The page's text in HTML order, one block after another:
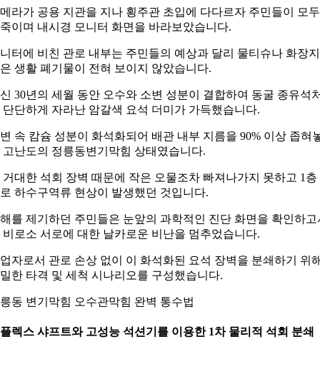
라가 공용 지관을 지나 횡주관 초입에 다다르자 주민들이 모두
이며 내시경 모니터 화면을 바라보았습니다.
터에 비친 관로 내부는 주민들의 예상과 달리 물티슈나 화장지
생활 폐기물이 전혀 보이지 않았습니다.
30년의 세월 동안 오수와 소변 성분이 결합하여 동굴 종유석
단단하게 자라난 암갈색 요석 더미가 가득했습니다.
속 캄슘 성분이 화석화되어 배관 내부 지름을 90% 이상 좁혀
고난도의 정릉동변기막힘 상태였습니다.
거대한 석회 장벽 때문에 작은 오물조차 빠져나가지 못하고 1층
하수구역류 현상이 발생했던 것입니다.
를 제기하던 주민들은 눈앞의 과학적인 진단 화면을 확인하고
비로소 서로에 대한 날카로운 비난을 멈추었습니다.
자로서 관로 손상 없이 이 화석화된 요석 장벽을 분쇄하기 위
한 타격 및 세척 시나리오를 구성했습니다.
동 변기막힘 오수관막힘 완벽 통수법
렉스 샤프트와 고성능 석션기를 이용한 1차 물리적 석회 분쇄